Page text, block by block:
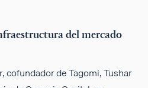
del mercado
cofundador de Tagomi, Tushar